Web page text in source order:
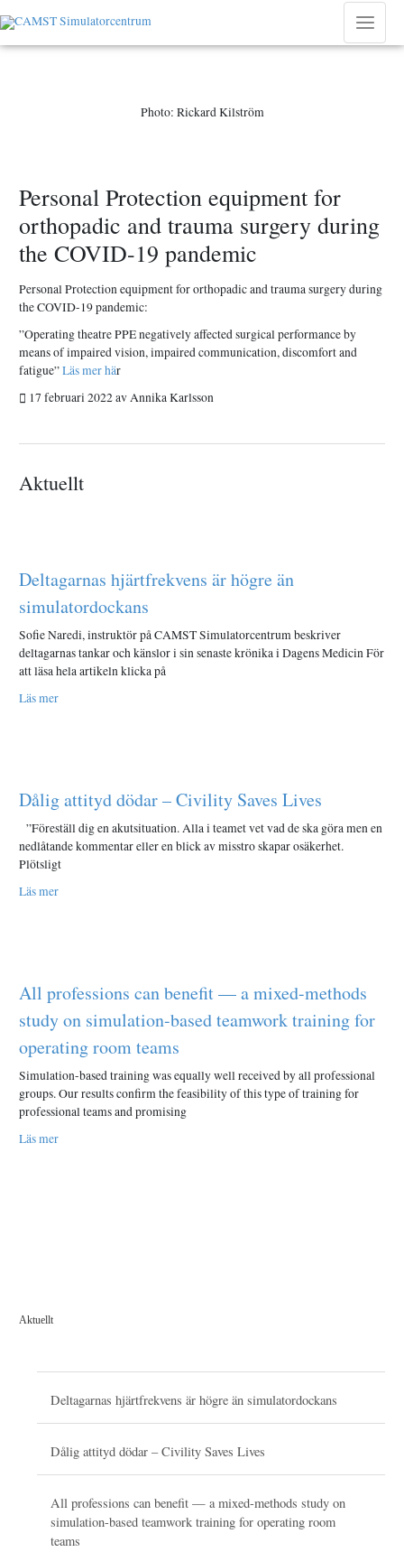
till
innehåll
Main
Photo: Rickard Kilström
Personal Protection equipment for
orthopadic and trauma surgery during
the COVID-19 pandemic
Personal Protection equipment for orthopadic and trauma surgery during
the COVID-19 pandemic:
”Operating theatre PPE negatively affected surgical performance by
means of impaired vision, impaired communication, discomfort and
fatigue”Läs mer här
17 februari 2022av Annika Karlsson
Aktuellt
Deltagarnas hjärtfrekvens är högre än
simulatordockans
Sofie Naredi, instruktör på CAMST Simulatorcentrum beskriver
deltagarnas tankar och känslor i sin senaste krönika i Dagens Medicin För
att läsa hela artikeln klicka på
Läs mer
Dålig attityd dödar – Civility Saves Lives
”Föreställ dig en akutsituation. Alla i teamet vet vad de ska göra men en
nedlåtande kommentar eller en blick av misstro skapar osäkerhet.
Plötsligt
Läs mer
All professions can benefit — a mixed-methods
study on simulation-based teamwork training for
operating room teams
Simulation-based training was equally well received by all professional
groups. Our results confirm the feasibility of this type of training for
professional teams and promising
Läs mer
Aktuellt
Deltagarnas hjärtfrekvens är högre än simulatordockans
Dålig attityd dödar – Civility Saves Lives
All professions can benefit — a mixed-methods study on
simulation-based teamwork training for operating room
teams